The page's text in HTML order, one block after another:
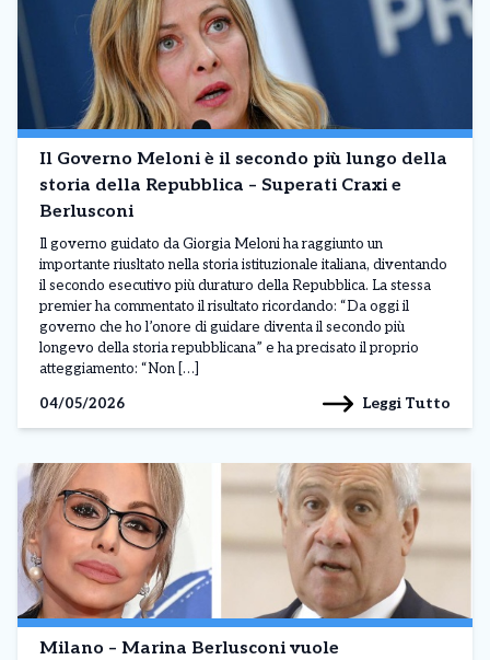
Il Governo Meloni è il secondo più lungo della
storia della Repubblica – Superati Craxi e
Berlusconi
Il governo guidato da Giorgia Meloni ha raggiunto un
importante riusltato nella storia istituzionale italiana, diventando
il secondo esecutivo più duraturo della Repubblica. La stessa
premier ha commentato il risultato ricordando: “Da oggi il
governo che ho l’onore di guidare diventa il secondo più
longevo della storia repubblicana” e ha precisato il proprio
atteggiamento: “Non […]
04/05/2026
Leggi Tutto
Milano – Marina Berlusconi vuole